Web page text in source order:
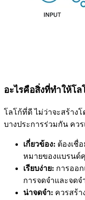
อะไรคือสิ่งที่ทำให้โ
โลโก้ที่ดี ไม่ว่าจะสร้า
บางประการร่วมกัน ควร
เกี่ยวข้อง: ต้องเชื่
หมายของแบรนด์
เรียบง่าย: การออ
การจดจำและจดจ
น่าจดจำ: ควรสร้า